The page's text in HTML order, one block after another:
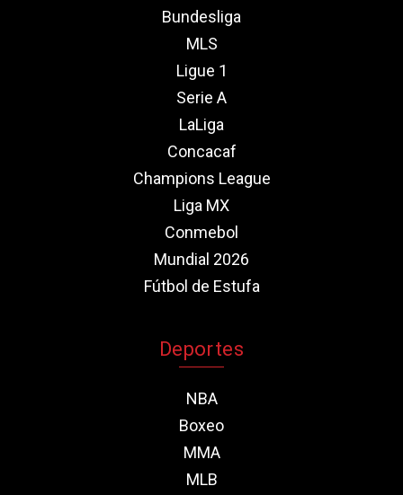
Bundesliga
MLS
Ligue 1
Serie A
LaLiga
Concacaf
Champions League
Liga MX
Conmebol
Mundial 2026
Fútbol de Estufa
Deportes
NBA
Boxeo
MMA
MLB